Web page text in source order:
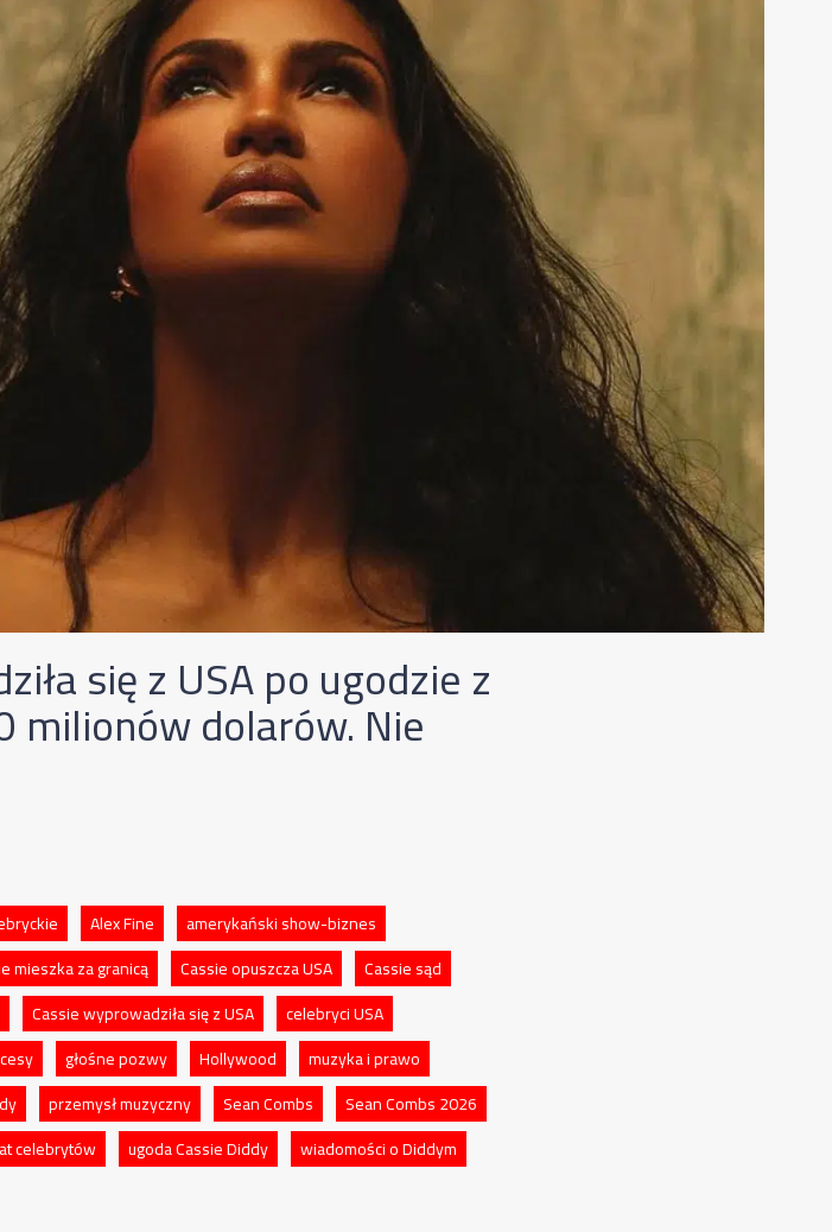
się z USA po ugodzie z
milionów dolarów. Nie
Alex Fine
amerykański show-biznes
mieszka za granicą Cassie opuszcza USA
Cassie sąd
Cassie wyprowadziła się z USA
celebryci USA
głośne pozwy Hollywood
muzyka i prawo
przemysł muzyczny Sean Combs
Sean Combs 2026
celebrytów ugoda Cassie Diddy
wiadomości o Diddym